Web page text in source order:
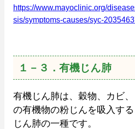
https://www.mayoclinic.org/
sis/symptoms-causes/syc-
１－３．有機じん肺
有機じん肺は、穀物、カビ
の有機物の粉じんを吸入す
じん肺の一種です。